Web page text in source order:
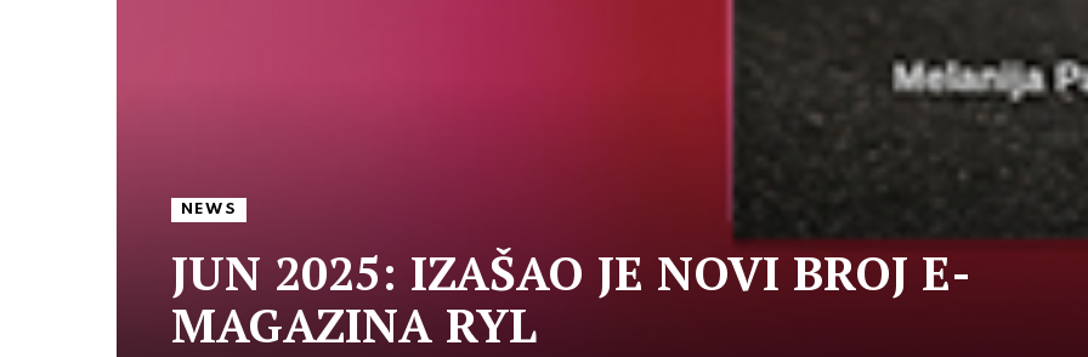
NEWS
JUN 2025: IZAŠAO JE NOVI BROJ E-
MAGAZINA RYL